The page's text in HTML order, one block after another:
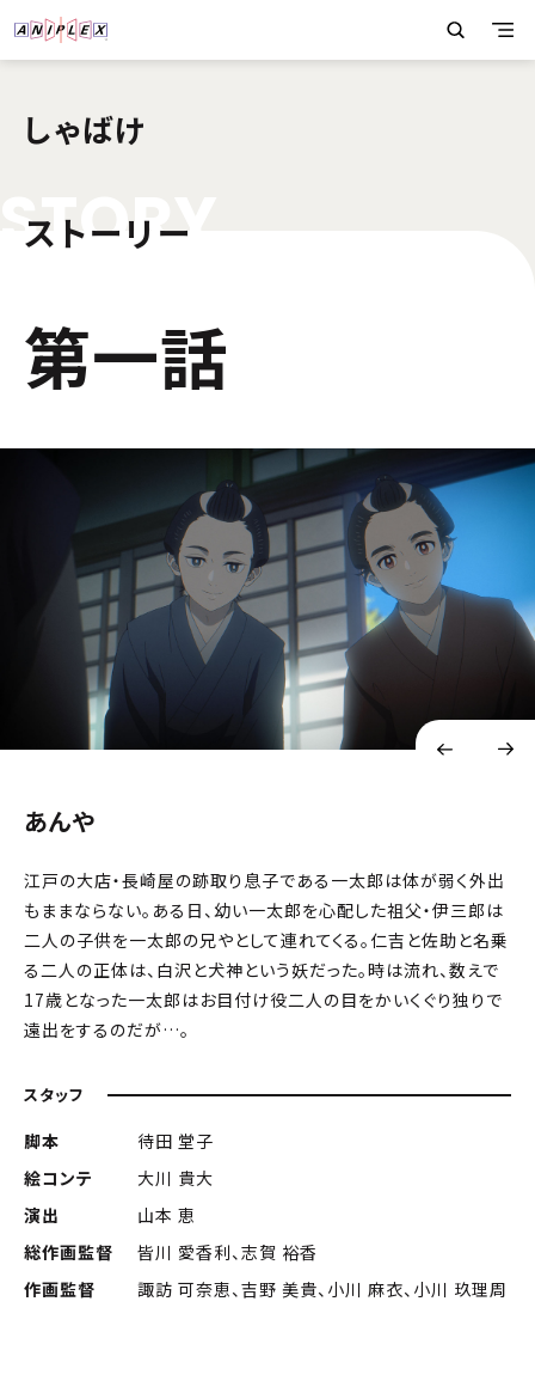
しゃばけ
STORY
ストーリー
第一話
あんや
江戸の大店・長崎屋の跡取り息子である一太郎は体が弱く外出
もままならない。ある日、幼い一太郎を心配した祖父・伊三郎は
二人の子供を一太郎の兄やとして連れてくる。仁吉と佐助と名乗
る二人の正体は、白沢と犬神という妖だった。時は流れ、数えで
17歳となった一太郎はお目付け役二人の目をかいくぐり独りで
遠出をするのだが…。
スタッフ
脚本
待田 堂子
絵コンテ
大川 貴大
演出
山本 恵
総作画監督
皆川 愛香利、志賀 裕香
作画監督
諏訪 可奈恵、吉野 美貴、小川 麻衣、小川 玖理周